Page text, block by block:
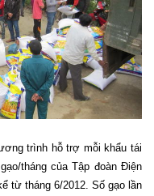
trình hỗ trợ mỗi khẩu tái
tháng của Tập đoàn Điện
từ tháng 6/2012. Số gạo lần